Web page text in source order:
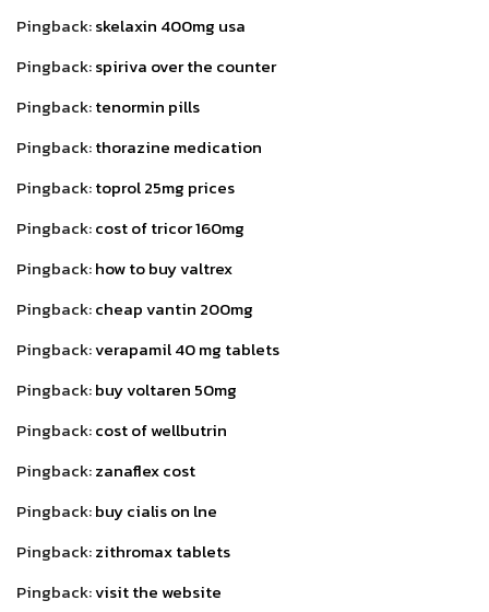
Pingback:skelaxin 400mg usa
Pingback:spiriva over the counter
Pingback:tenormin pills
Pingback:thorazine medication
Pingback:toprol 25mg prices
Pingback:cost of tricor 160mg
Pingback:how to buy valtrex
Pingback:cheap vantin 200mg
Pingback:verapamil 40 mg tablets
Pingback:buy voltaren 50mg
Pingback:cost of wellbutrin
Pingback:zanaflex cost
Pingback:buy cialis on lne
Pingback:zithromax tablets
Pingback:visit the website